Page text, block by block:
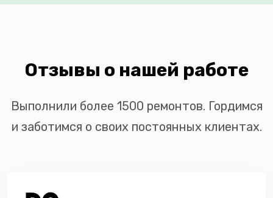
Отзывы о нашей работе
Выполнили более 1500 ремонтов. Гордимся
и заботимся о своих постоянных клиентах.